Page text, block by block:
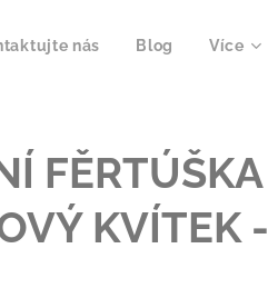
nás Blog Více
FĚRTÚŠKA
KVÍTEK -